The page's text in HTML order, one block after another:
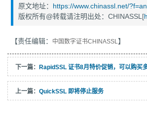
原文地址： https://www.chinassl.net/
版权所有@转载请注明出处：CHINASSL[
【责任编辑： 中国数字证书CHINASSL】
下一篇： RapidSSL 证书8月特价促销，可以购买
上一篇： QuickSSL 即将停止服务